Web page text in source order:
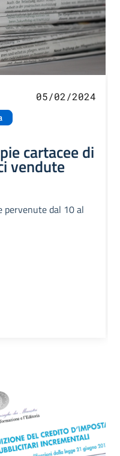
05/02/2024
cartacee di
vendute
pervenute dal 10 al